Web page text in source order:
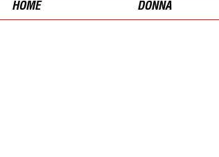
HOME DONNA